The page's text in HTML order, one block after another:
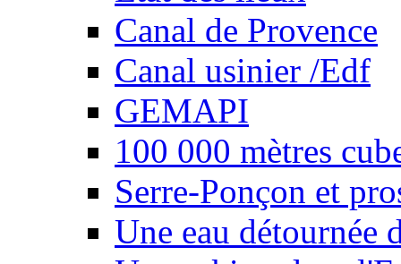
Canal de Provence
Canal usinier /Edf
GEMAPI
100 000 mètres
Serre-Ponçon et
Une eau détournée